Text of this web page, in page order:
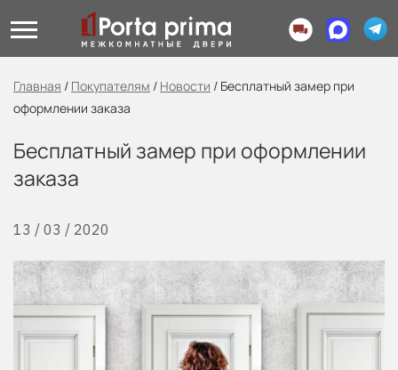
Главная / Покупателям / Новости / Бесплатный замер при
оформлении заказа
Бесплатный замер при оформлении
заказа
13 / 03 / 2020